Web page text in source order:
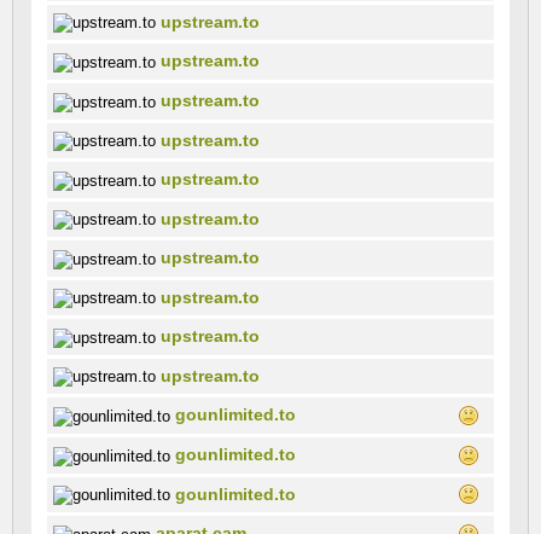
upstream.to
upstream.to
upstream.to
upstream.to
upstream.to
upstream.to
upstream.to
upstream.to
upstream.to
upstream.to
gounlimited.to
gounlimited.to
gounlimited.to